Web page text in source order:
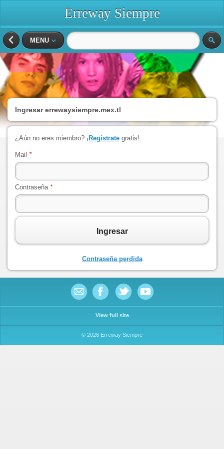
Erreway Siempre
MENU
Ingresarerrewaysiempre.mex.tl
¿Aún no eres miembro? ¡ Registrate gratis!
Mail *
Contraseña *
Ingresar
Contraseña perdida
View full site
© 2026 Erreway Siempre